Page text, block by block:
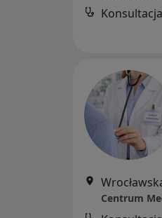
Centrum